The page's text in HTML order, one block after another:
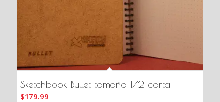
Sketchbook Bullet tamaño 1/2 carta
$179.99